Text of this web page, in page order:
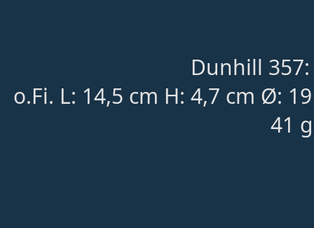
Dunhill
o.Fi. L: 14,5 cm H: 4,7 cm Ø:
41